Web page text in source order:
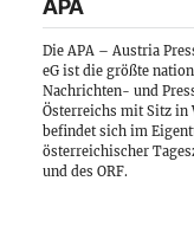
APA
Die APA – Austria
eG ist die größte
Nachrichten- und
Österreichs mit Sitz in
befindet sich im
österreichischer
und des ORF.